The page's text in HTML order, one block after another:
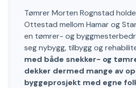
Tømrer Morten Rognstad
Ottestad mellom Hamar og
en tømrer- og
seg nybygg, tilbygg og
med både snekker- og
dekker dermed mange av
byggeprosjekt med egne